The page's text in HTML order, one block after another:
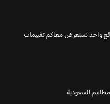
واحد نستعرض معاكم تقييمات
مطاعم السعودية